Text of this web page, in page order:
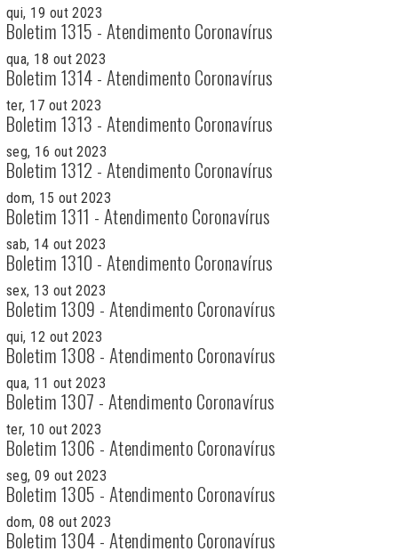
qui, 19 out 2023
Boletim 1315 - Atendimento Coronavírus
qua, 18 out 2023
Boletim 1314 - Atendimento Coronavírus
ter, 17 out 2023
Boletim 1313 - Atendimento Coronavírus
seg, 16 out 2023
Boletim 1312 - Atendimento Coronavírus
dom, 15 out 2023
Boletim 1311 - Atendimento Coronavírus
sab, 14 out 2023
Boletim 1310 - Atendimento Coronavírus
sex, 13 out 2023
Boletim 1309 - Atendimento Coronavírus
qui, 12 out 2023
Boletim 1308 - Atendimento Coronavírus
qua, 11 out 2023
Boletim 1307 - Atendimento Coronavírus
ter, 10 out 2023
Boletim 1306 - Atendimento Coronavírus
seg, 09 out 2023
Boletim 1305 - Atendimento Coronavírus
dom, 08 out 2023
Boletim 1304 - Atendimento Coronavírus